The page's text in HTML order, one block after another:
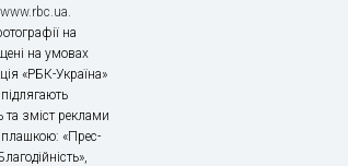
.
на
на умовах
«РБК-Україна»
та зміст реклами
плашкою: «Прес-